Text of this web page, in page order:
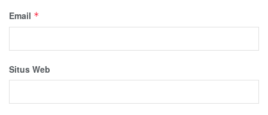
Email *
Situs Web